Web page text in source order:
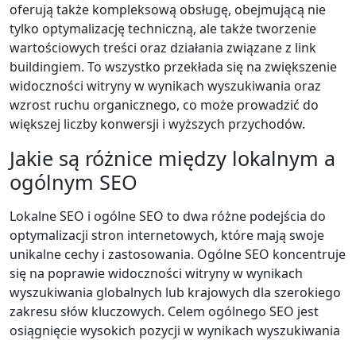
oferują także kompleksową obsługę, obejmującą nie
tylko optymalizację techniczną, ale także tworzenie
wartościowych treści oraz działania związane z link
buildingiem. To wszystko przekłada się na zwiększenie
widoczności witryny w wynikach wyszukiwania oraz
wzrost ruchu organicznego, co może prowadzić do
większej liczby konwersji i wyższych przychodów.
Jakie są różnice między lokalnym a
ogólnym SEO
Lokalne SEO i ogólne SEO to dwa różne podejścia do
optymalizacji stron internetowych, które mają swoje
unikalne cechy i zastosowania. Ogólne SEO koncentruje
się na poprawie widoczności witryny w wynikach
wyszukiwania globalnych lub krajowych dla szerokiego
zakresu słów kluczowych. Celem ogólnego SEO jest
osiągnięcie wysokich pozycji w wynikach wyszukiwania